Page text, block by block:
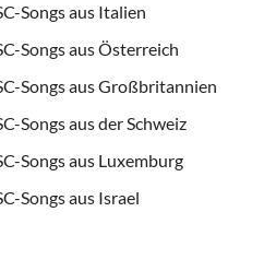
Songs aus Italien
Songs aus Österreich
Songs aus Großbritannien
Songs aus der Schweiz
Songs aus Luxemburg
Songs aus Israel